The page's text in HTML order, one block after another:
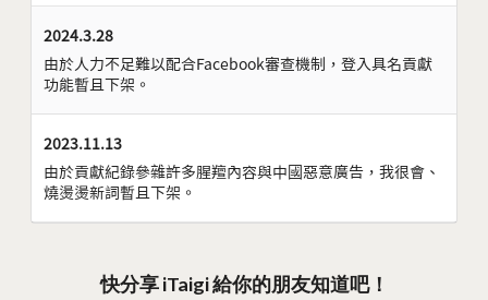
2024.3.28
由於人力不足難以配合Facebook審查機制，登入具名貢獻
功能暫且下架。
2023.11.13
由於貢獻紀錄參雜許多腥羶內容與中國惡意廣告，我很會、
燒燙燙新詞暫且下架。
快分享 iTaigi 給你的朋友知道吧！